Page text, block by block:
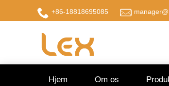
+86-18818695085
Hjem Om os